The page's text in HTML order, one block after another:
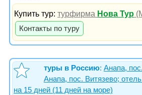
Купить тур:турфирма Нова Тур
Контакты по туру
туры в Россию: Анапа,
Анапа, пос. Витязево;
на 15 дней (11 дней на море)